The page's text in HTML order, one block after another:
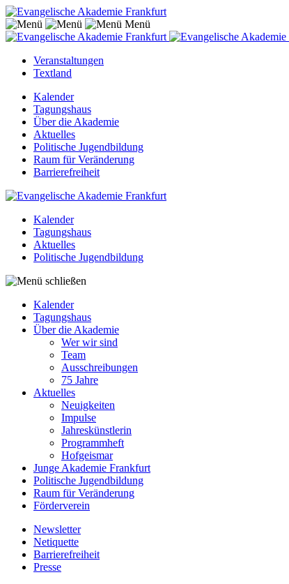
Menü
Veranstaltungen
Textland
Kalender
Tagungshaus
Über die Akademie
Aktuelles
Politische Jugendbildung
Raum für Veränderung
Barrierefreiheit
Kalender
Tagungshaus
Aktuelles
Politische Jugendbildung
Kalender
Tagungshaus
Über die Akademie
Wer wir sind
Team
Ausschreibungen
75 Jahre
Aktuelles
Neuigkeiten
Impulse
Jahreskünstlerin
Programmheft
Hofgeismar
Junge Akademie Frankfurt
Politische Jugendbildung
Raum für Veränderung
Förderverein
Newsletter
Netiquette
Barrierefreiheit
Presse